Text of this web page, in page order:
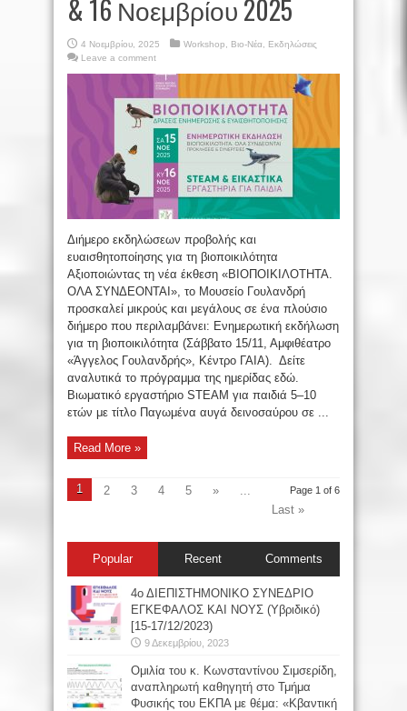
& 16 Νοεμβρίου 2025
4 Νοεμβρίου, 2025 Workshop Βιο-Νέα
Εκδηλώσεις
Leave a comment
Διήμερο εκδηλώσεων προβολής και
ευαισθητοποίησης για τη βιοποικιλότητα
Αξιοποιώντας τη νέα έκθεση «ΒΙΟΠΟΙΚΙΛΟΤΗΤΑ.
ΟΛΑ ΣΥΝΔΕΟΝΤΑΙ», το Μουσείο Γουλανδρή
προσκαλεί μικρούς και μεγάλους σε ένα πλούσιο
διήμερο που περιλαμβάνει: Ενημερωτική εκδήλωση
για τη βιοποικιλότητα (Σάββατο 15/11, Αμφιθέατρο
«Άγγελος Γουλανδρής», Κέντρο ΓΑΙΑ). Δείτε
αναλυτικά το πρόγραμμα της ημερίδας εδώ.
Βιωματικό εργαστήριο STEAM για παιδιά 5–10
ετών με τίτλο Παγωμένα αυγά δεινοσαύρου σε ...
Read More »
Page 1 of 6
1 2 3 4 5 »
Last »
Popular Recent Comments
4ο ΔΙΕΠΙΣΤΗΜΟΝΙΚΟ ΣΥΝΕΔΡΙΟ
ΕΓΚΕΦΑΛΟΣ ΚΑΙ ΝΟΥΣ (Υβριδικό)
[15-17/12/2023)
9 Δεκεμβρίου, 2023
Oμιλία του κ. Κωνσταντίνου Σιμσερίδη,
αναπληρωτή καθηγητή στο Τμήμα
Φυσικής του ΕΚΠΑ με θέμα: «Κβαντική